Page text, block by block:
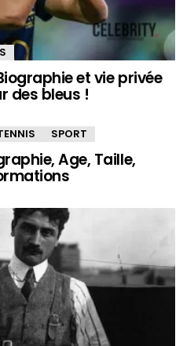
et vie privée
des bleus !
SPORT
Age, Taille,